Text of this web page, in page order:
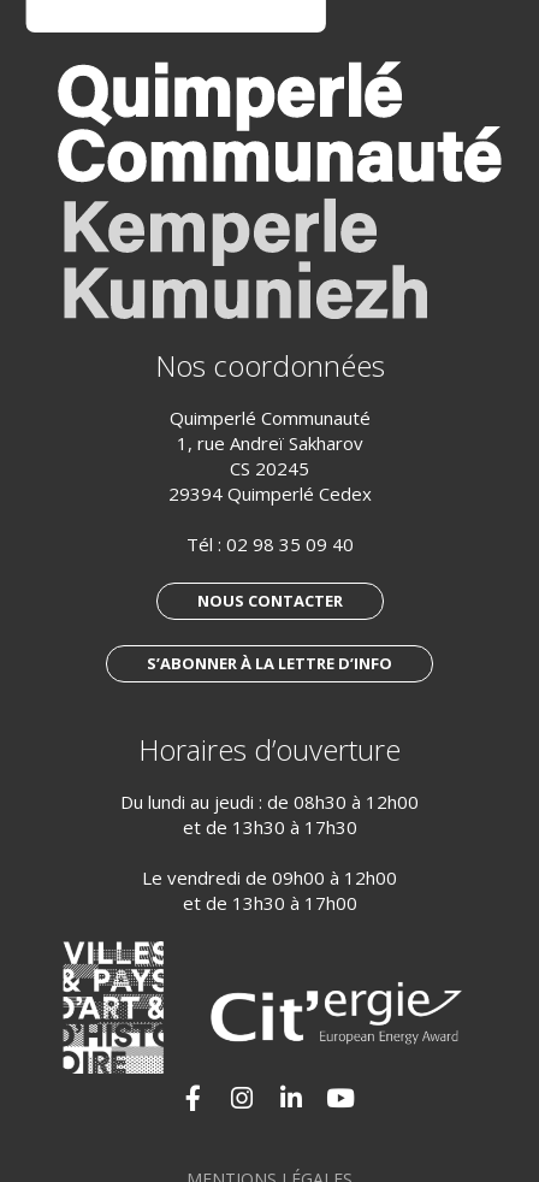
Nos coordonnées
Quimperlé Communauté
1, rue Andreï Sakharov
CS 20245
29394 Quimperlé Cedex
Tél : 02 98 35 09 40
NOUS CONTACTER
S’ABONNER À LA LETTRE D’INFO
Horaires d’ouverture
Du lundi au jeudi : de 08h30 à 12h00
et de 13h30 à 17h30
Le vendredi de 09h00 à 12h00
et de 13h30 à 17h00
Lien vers le compte Facebook
Lien vers le compte Instagram
Lien vers le compte